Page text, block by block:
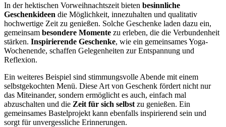
In der hektischen Vorweihnachtszeit bieten besinnliche
Geschenkideen die Möglichkeit, innezuhalten und qualitativ
hochwertige Zeit zu genießen. Solche Geschenke laden dazu ein,
gemeinsam besondere Momente zu erleben, die die Verbundenheit
stärken. Inspirierende Geschenke, wie ein gemeinsames Yoga-
Wochenende, schaffen Gelegenheiten zur Entspannung und
Reflexion.
Ein weiteres Beispiel sind stimmungsvolle Abende mit einem
selbstgekochten Menü. Diese Art von Geschenk fördert nicht nur
das Miteinander, sondern ermöglicht es auch, einfach mal
abzuschalten und die Zeit für sich selbst zu genießen. Ein
gemeinsames Bastelprojekt kann ebenfalls inspirierend sein und
sorgt für unvergessliche Erinnerungen.